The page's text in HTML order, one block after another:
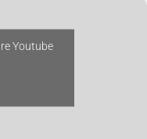
Youtube